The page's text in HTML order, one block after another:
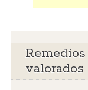
valorados